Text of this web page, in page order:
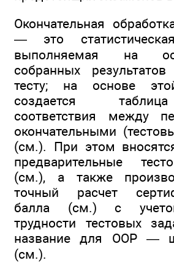
Окончательная
— это
выполняемая на
собранных
тесту; на основе
создается
соответствия между
окончательными
(см.). При этом
предварительные
(см.), а также
точный расчет
балла (см.) с
трудности тестовых
название для OOP —
(см.).